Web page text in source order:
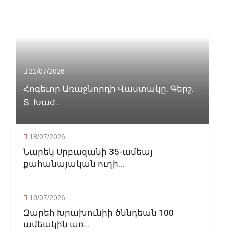
21/07/2026
Հոգեւոր Առաջնորդի Վաստակը. Գերշ.
Տ. Խաժ...
18/07/2026
Նարեկ Սրբազանի 35-ամեայ
քահանայական ուղի...
10/07/2026
Զարեհ Խրախունիի ծննդեան 100
ամեակին առ...